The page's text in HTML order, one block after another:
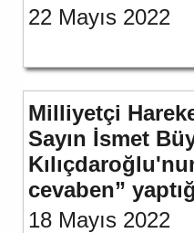
22 Mayıs 2022
Milliyetçi
Sayın İsmet
cevaben”
18 Mayıs 2022